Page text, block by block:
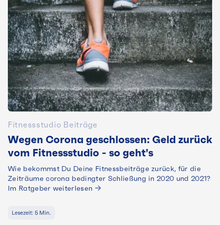
Fitnessstudio Beiträge
Wegen Corona geschlossen: Geld zurück
vom Fitnessstudio - so geht's
Wie bekommst Du Deine Fitnessbeiträge zurück, für die
Zeiträume corona bedingter Schließung in 2020 und 2021?
Im Ratgeber weiterlesen →
Lesezeit: 5 Min.